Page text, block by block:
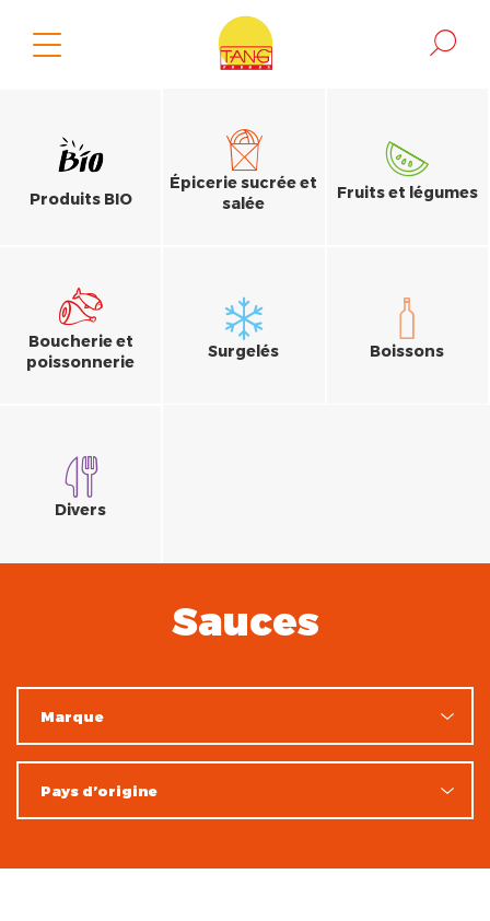
Produits BIO
Épicerie sucrée et
salée
Fruits et légumes
Boucherie et
poissonnerie
Surgelés Boissons
Divers
Sauces